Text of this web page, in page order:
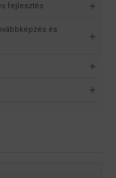
fejlesztés
és